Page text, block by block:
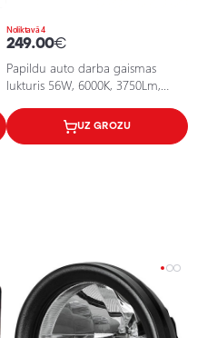
Noliktavā 4
249.00€
Papildu auto darba gaismas
lukturis 56W, 6000K, 3750Lm,
UZ GROZU